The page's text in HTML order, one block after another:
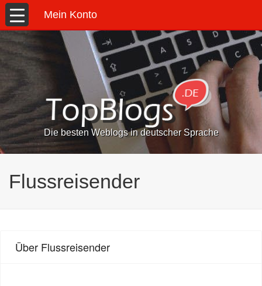
Mein Konto
Die besten Weblogs in deutscher Sprache
Flussreisender
Über Flussreisender